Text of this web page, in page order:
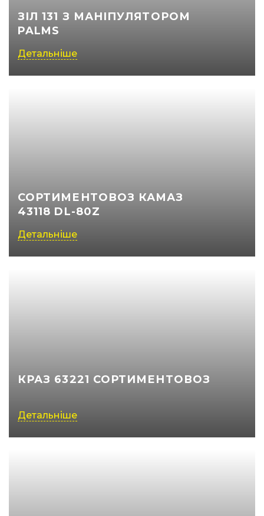
ЗІЛ 131 З МАНІПУЛЯТОРОМ
PALMS
Детальніше
СОРТИМЕНТОВОЗ КАМАЗ
43118 DL-80Z
Детальніше
КРАЗ 63221 СОРТИМЕНТОВОЗ
Детальніше